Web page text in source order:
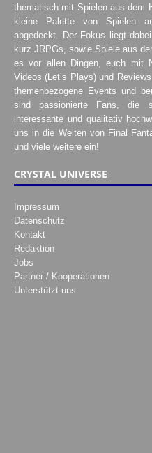
thematisch mit Spielen aus dem
kleine Palette von Spielen
abgedeckt. Der Fokus liegt
kurz JRPGs, sowie Spiele aus
es vor allen Dingen, euch mit
Videos (Let’s Plays) und
themenbezogene Events und
sind passionierte Fans, die
interessante und qualitativ
uns in die Welten von Final
und viele weitere ein!
CRYSTAL UNIVERSE
Impressum
Datenschutz
Kontakt
Redaktion
Jobs
Partner / Kooperationen
Unterstützt uns